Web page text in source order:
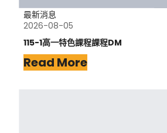
最新消息
2026-08-05
115-1高一特色課程課程DM
Read More